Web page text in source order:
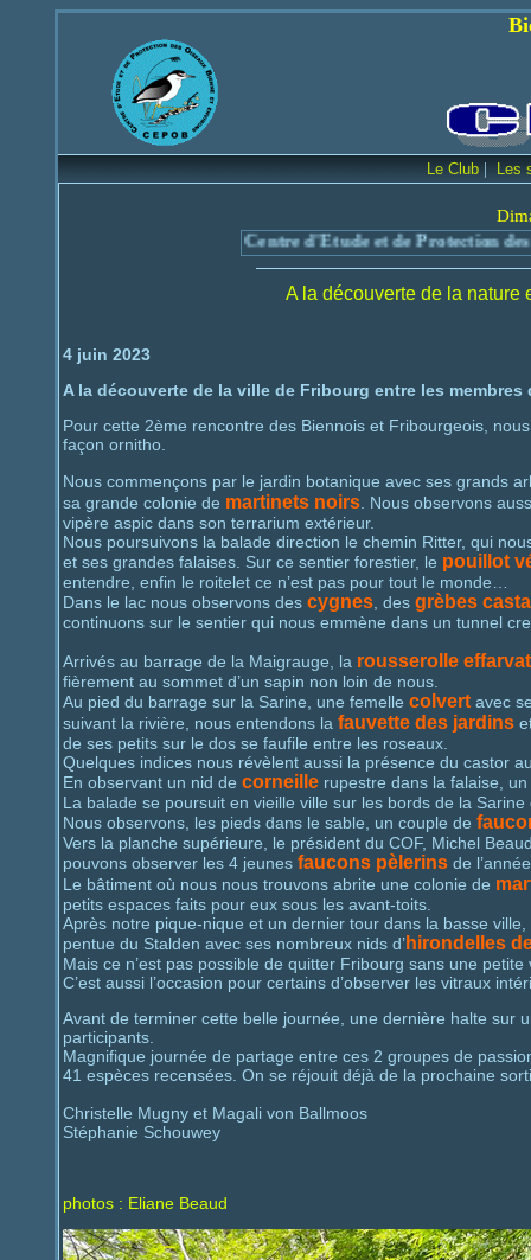
Bienvenue sur
Le Club | Les
Centre d'Etude et de Protection
A la découverte de la nature
4 juin 2023
A la découverte de la ville de Fribourg entre les membres
Pour cette 2ème rencontre des Biennois et Fribourgeois,
façon ornitho.
Nous commençons par le jardin botanique avec ses grands
sa grande colonie de martinets noirs . Nous observons
vipère aspic dans son terrarium extérieur.
Nous poursuivons la balade direction le chemin Ritter, qui
et ses grandes falaises. Sur ce sentier forestier, le pouillot
entendre, enfin le roitelet ce n’est pas pour tout le monde…
Dans le lac nous observons des cygnes , des grèbes
continuons sur le sentier qui nous emmène dans un tunnel
Arrivés au barrage de la Maigrauge, la rousserolle
fièrement au sommet d’un sapin non loin de nous.
Au pied du barrage sur la Sarine, une femelle colvert avec
suivant la rivière, nous entendons la fauvette des jardins
de ses petits sur le dos se faufile entre les roseaux.
Quelques indices nous révèlent aussi la présence du castor
En observant un nid de corneille rupestre dans la falaise,
La balade se poursuit en vieille ville sur les bords de la
Nous observons, les pieds dans le sable, un couple de
Vers la planche supérieure, le président du COF, Michel
pouvons observer les 4 jeunes faucons pèlerins de
Le bâtiment où nous nous trouvons abrite une colonie de
petits espaces faits pour eux sous les avant-toits.
Après notre pique-nique et un dernier tour dans la basse
pentue du Stalden avec ses nombreux nids d’hirondelles
Mais ce n’est pas possible de quitter Fribourg sans une
C’est aussi l’occasion pour certains d’observer les vitraux
Avant de terminer cette belle journée, une dernière halte sur
participants.
Magnifique journée de partage entre ces 2 groupes de
41 espèces recensées. On se réjouit déjà de la prochaine
Christelle Mugny et Magali von Ballmoos
Stéphanie Schouwey
photos : Eliane Beaud